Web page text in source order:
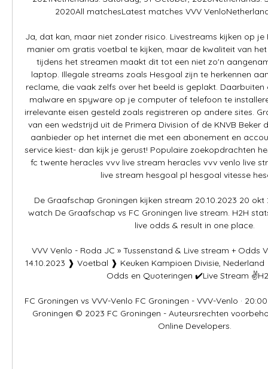
2020All matchesLatest matches VVV
Ja, dat kan, maar niet zonder risico. Livestreams kijken op je
manier om gratis voetbal te kijken, maar de kwaliteit van
tijdens het streamen maakt dit tot een niet zo'n
laptop. Illegale streams zoals Hesgoal zijn te herkennen
reclame, die vaak zelfs over het beeld is geplakt.
malware en spyware op je computer of telefoon te
irrelevante eisen gesteld zoals registreren op andere sites.
van een wedstrijd uit de Primera Division of de KNVB Beker
aanbieder op het internet die met een abonement en
service kiest- dan kijk je gerust! Populaire zoekopdrachten
fc twente heracles vvv live stream heracles vvv venlo live
live stream hesgoal pl hesgoal vitesse
De Graafschap Groningen kijken stream 20.10.2023 20
watch De Graafschap vs FC Groningen live stream. H2H
live odds & result in one place.
VVV Venlo - Roda JC » Tussenstand & Live stream + Odds
14.10.2023 ❱ Voetbal ❱ Keuken Kampioen Divisie, Nederland
Odds en Quoteringen ✔️Live Stream
FC Groningen vs VVV-Venlo FC Groningen - VVV-Venlo ·
Groningen © 2023 FC Groningen - Auteursrechten
Online Developers.